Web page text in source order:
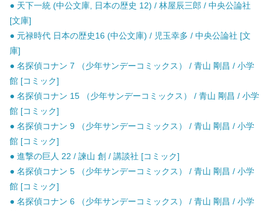
● 天下一統 (中公文庫, 日本の歴史 12) / 林屋辰三郎 / 中央公論社
[文庫]
● 元禄時代 日本の歴史16 (中公文庫) / 児玉幸多 / 中央公論社 [文
庫]
● 名探偵コナン 7 （少年サンデーコミックス） / 青山 剛昌 / 小学
館 [コミック]
● 名探偵コナン 15 （少年サンデーコミックス） / 青山 剛昌 / 小学
館 [コミック]
● 名探偵コナン 9 （少年サンデーコミックス） / 青山 剛昌 / 小学
館 [コミック]
● 進撃の巨人 22 / 諫山 創 / 講談社 [コミック]
● 名探偵コナン 5 （少年サンデーコミックス） / 青山 剛昌 / 小学
館 [コミック]
● 名探偵コナン 6 （少年サンデーコミックス） / 青山 剛昌 / 小学